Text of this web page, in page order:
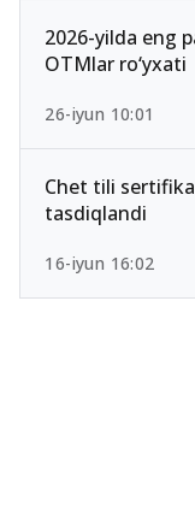
2026-yilda eng
OTMlar ro‘yxati
26-iyun 10:01
Chet tili
tasdiqlandi
16-iyun 16:02